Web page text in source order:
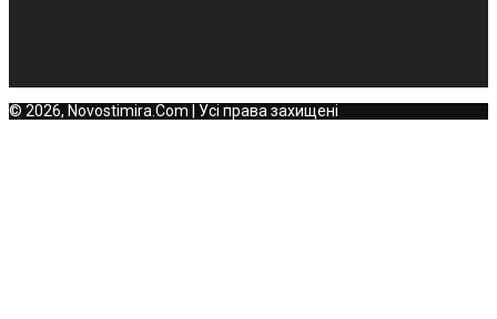
© 2026, Novostimira.Com | Усі права захищені